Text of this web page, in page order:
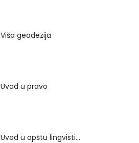
Viša geodezija
Uvod u pravo
Uvod u opštu lingvistiku